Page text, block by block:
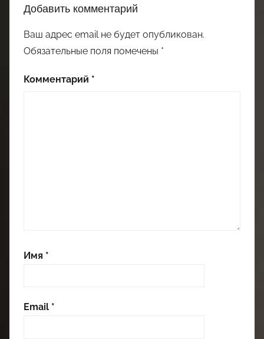
Добавить комментарий
Ваш адрес email не будет опубликован.
Обязательные поля помечены *
Комментарий *
Имя *
Email *